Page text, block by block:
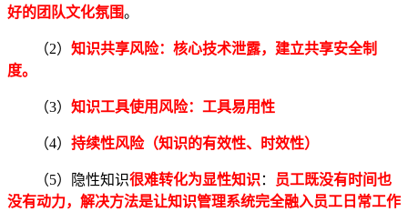
好的团队文化氛围。
（2） 知识共享风险： 核心技术泄露，建立共享安全制
度。
（3） 知识工具使用风险： 工具易用性
（4） 持续性风险（知识的有效性、时效性）
（5）隐性知识很难转化为显性知识：
员工既没有时间也
没有动力，解决方法是让知识管理系统完全融入员工日常工作